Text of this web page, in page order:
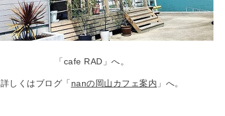
「cafe RAD」へ。
詳しくはブログ「 nanの岡山カフェ案内 」へ。